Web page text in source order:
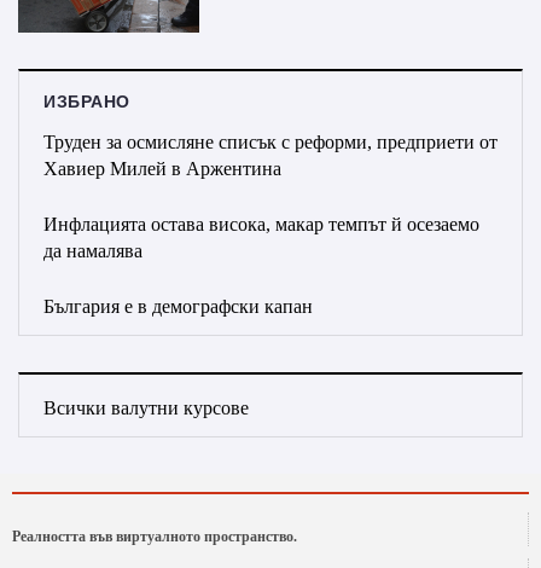
ИЗБРАНО
Труден за осмисляне списък с реформи, предприети от
Хавиер Милей в Аржентина
Инфлацията остава висока, макар темпът й осезаемо
да намалява
България е в демографски капан
Всички валутни курсове
Реалността във виртуалното пространство.